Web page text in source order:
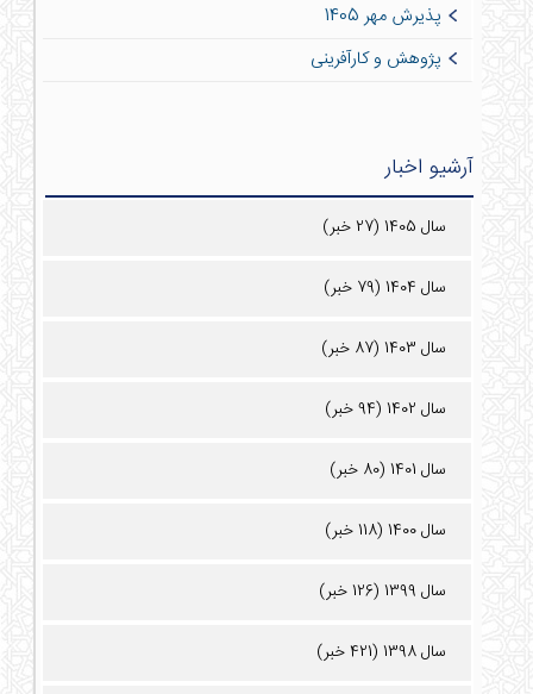
پذیرش مهر 1405
پژوهش و کارآفرینی
آرشیو اخبار
سال 1405 (27 خبر)
سال 1404 (79 خبر)
سال 1403 (87 خبر)
سال 1402 (94 خبر)
سال 1401 (80 خبر)
سال 1400 (118 خبر)
سال 1399 (126 خبر)
سال 1398 (421 خبر)